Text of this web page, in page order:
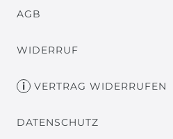
AGB
WIDERRUF
VERTRAG WIDERRUFEN
DATENSCHUTZ